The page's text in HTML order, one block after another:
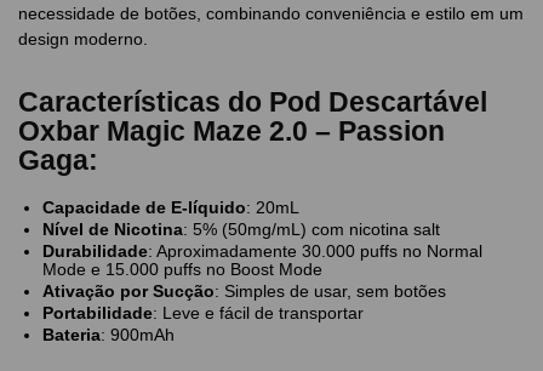
necessidade de botões, combinando conveniência e estilo em um
design moderno.
Características do Pod Descartável
Oxbar Magic Maze 2.0 – Passion
Gaga:
Capacidade de E-líquido: 20mL
Nível de Nicotina: 5% (50mg/mL) com nicotina salt
Durabilidade: Aproximadamente 30.000 puffs no Normal
Mode e 15.000 puffs no Boost Mode
Ativação por Sucção: Simples de usar, sem botões
Portabilidade: Leve e fácil de transportar
Bateria: 900mAh